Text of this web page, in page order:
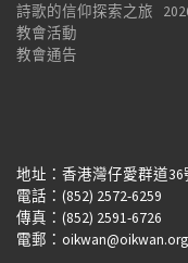
詩歌的信仰探索之旅
教會活動
教會通告
地址：香港灣仔愛群道36
電話：(852) 2572-6259
傳真：(852) 2591-6726
電郵：